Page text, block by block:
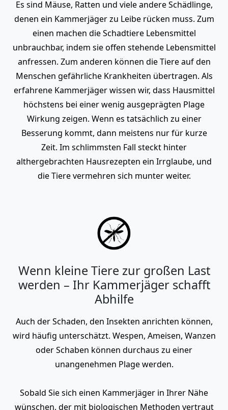
Es sind Mäuse, Ratten und viele andere Schädlinge,
denen ein Kammerjäger zu Leibe rücken muss. Zum
einen machen die Schadtiere Lebensmittel
unbrauchbar, indem sie offen stehende Lebensmittel
anfressen. Zum anderen können die Tiere auf den
Menschen gefährliche Krankheiten übertragen. Als
erfahrene Kammerjäger wissen wir, dass Hausmittel
höchstens bei einer wenig ausgeprägten Plage
Wirkung zeigen. Wenn es tatsächlich zu einer
Besserung kommt, dann meistens nur für kurze
Zeit. Im schlimmsten Fall steckt hinter
althergebrachten Hausrezepten ein Irrglaube, und
die Tiere vermehren sich munter weiter.
Wenn kleine Tiere zur großen Last
werden – Ihr Kammerjäger schafft
Abhilfe
Auch der Schaden, den Insekten anrichten können,
wird häufig unterschätzt. Wespen, Ameisen, Wanzen
oder Schaben können durchaus zu einer
unangenehmen Plage werden.
Sobald Sie sich einen Kammerjäger in Ihrer Nähe
wünschen, der mit biologischen Methoden vertraut